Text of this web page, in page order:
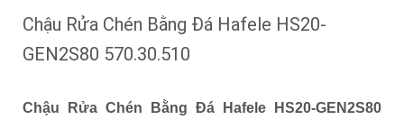
Chậu Rửa Chén Bằng Đá Hafele HS20-
GEN2S80 570.30.510
Chậu Rửa Chén Bằng Đá Hafele HS20-GEN2S80